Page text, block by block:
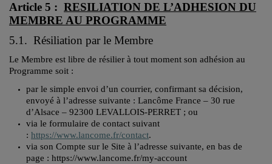
Article 5 : RESILIATION DE L’ADHESION DU
MEMBRE AU PROGRAMME
5.1. Résiliation par le Membre
Le Membre est libre de résilier à tout moment son adhésion au
Programme soit :
par le simple envoi d’un courrier, confirmant sa décision,
envoyé à l’adresse suivante : Lancôme France – 30 rue
d’Alsace – 92300 LEVALLOIS-PERRET ; ou
via le formulaire de contact suivant
: https://www.lancome.fr/contact.
via son Compte sur le Site à l’adresse suivante, en bas de
page : https://www.lancome.fr/my-account